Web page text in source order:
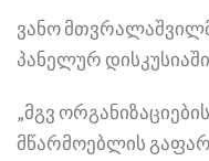
ვანო
პანელურ
„მგვ
მწარმოებლის